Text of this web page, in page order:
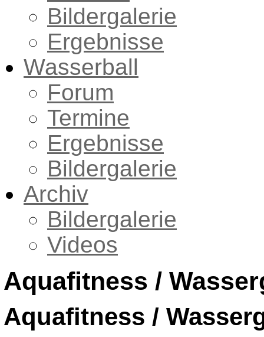
Bildergalerie
Ergebnisse
Wasserball
Forum
Termine
Ergebnisse
Bildergalerie
Archiv
Bildergalerie
Videos
Aquafitness /
Aquafitness /